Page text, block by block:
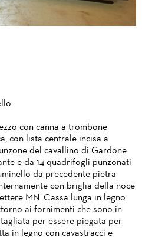
con canna a trombone
con lista centrale incisa a
del cavallino di Gardone
e da 14 quadrifogli punzonati
da precedente pietra
con briglia della noce
MN. Cassa lunga in legno
ai fornimenti che sono in
per essere piegata per
in legno con cavastracci e